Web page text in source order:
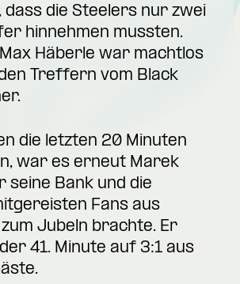
dass die Steelers nur zwei
hinnehmen mussten.
Häberle war machtlos
Treffern vom Black
die letzten 20 Minuten
war es erneut Marek
seine Bank und die
Fans aus
Jubeln brachte. Er
41. Minute auf 3:1 aus